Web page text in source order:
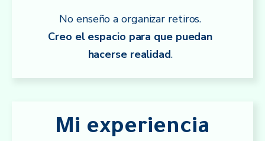
No enseño a organizar retiros.
Creo el espacio para que puedan
hacerse realidad.
Mi experiencia